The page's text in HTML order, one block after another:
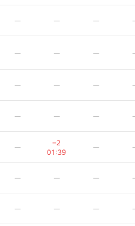
— — —
— — —
— — —
— — —
—
−2
01:39
—
— — —
— — —
/523 104 /440 /162 1
01:39
01:39